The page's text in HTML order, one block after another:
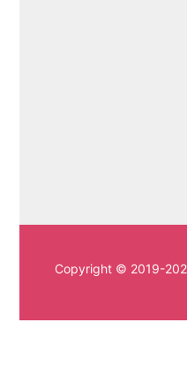
Copyright © 2019-